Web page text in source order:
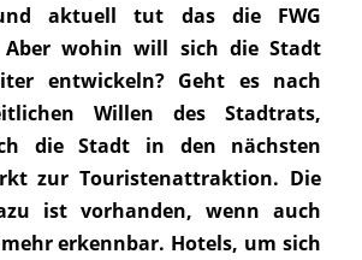
aktuell tut das die FWG
Aber wohin will sich die Stadt
entwickeln? Geht es nach
Willen des Stadtrats,
die Stadt in den nächsten
zur Touristenattraktion. Die
ist vorhanden, wenn auch
erkennbar. Hotels, um sich